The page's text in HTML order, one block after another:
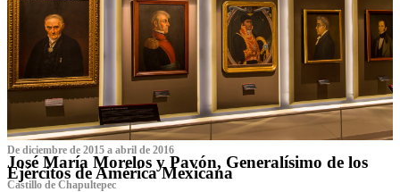
De diciembre de 2015 a abril de 2016
José María Morelos y Pavón, Generalísimo de los
Ejércitos de América Mexicana
C‌astillo de Chapultepec